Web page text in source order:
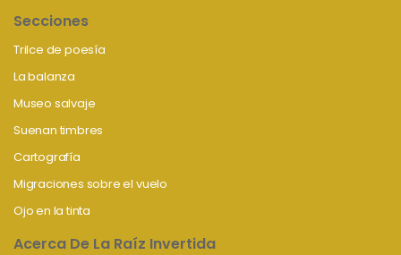
Secciones
Trilce de poesía
La balanza
Museo salvaje
Suenan timbres
Cartografía
Migraciones sobre el vuelo
Ojo en la tinta
Acerca De La Raíz Invertida